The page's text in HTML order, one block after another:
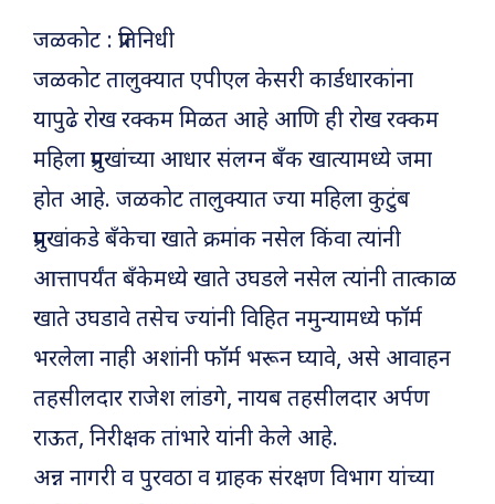
जळकोट : प्रतिनिधी
जळकोट तालुक्यात एपीएल केसरी कार्डधारकांना
यापुढे रोख रक्कम मिळत आहे आणि ही रोख रक्कम
महिला प्रमुखांच्या आधार संलग्न बँक खात्यामध्ये जमा
होत आहे. जळकोट तालुक्यात ज्या महिला कुटुंब
प्रमुखांकडे बँकेचा खाते क्रमांक नसेल किंवा त्यांनी
आत्तापर्यंत बँकेमध्ये खाते उघडले नसेल त्यांनी तात्काळ
खाते उघडावे तसेच ज्यांनी विहित नमुन्यामध्ये फॉर्म
भरलेला नाही अशांनी फॉर्म भरून घ्यावे, असे आवाहन
तहसीलदार राजेश लांडगे, नायब तहसीलदार अर्पण
राऊत, निरीक्षक तांभारे यांनी केले आहे.
अन्न नागरी व पुरवठा व ग्राहक संरक्षण विभाग यांच्या